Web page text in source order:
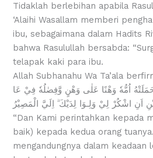
Tidaklah berlebihan apabila
‘Alaihi Wasallam memberi
ibu, sebagaimana dalam Hadits
bahwa Rasulullah bersabda:
telapak kaki para ibu.
Allah Subhanahu Wa Ta’ala
حَمَلَتْهُ اُمُّهٗ وَهْنًا عَلٰى وَهْنٍ وَّفِصٰلُهٗ فِيْ عَا
اَنِ اشْكُرْ لِيْ وَلِـوَا لِدَيْكَ ۗ اِلَيَّ الْمَصِيْرُ
“Dan Kami perintahkan kepada
baik) kepada kedua orang
mengandungnya dalam keadaan